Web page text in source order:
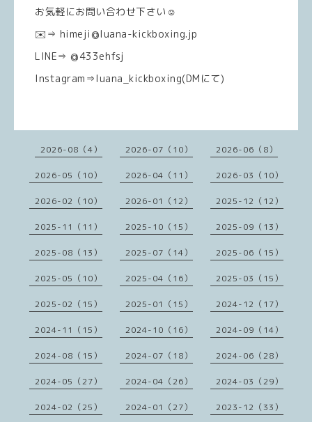
お気軽にお問い合わせ下さい☺️
✉️⇒ himeji@luana-kickboxing.jp
LINE⇒ @433ehfsj
Instagram⇒luana_kickboxing(DMにて)
2026-08（4） 2026-07（10） 2026-06（8）
2026-05（10） 2026-04（11） 2026-03（10）
2026-02（10） 2026-01（12） 2025-12（12）
2025-11（11） 2025-10（15） 2025-09（13）
2025-08（13） 2025-07（14） 2025-06（15）
2025-05（10） 2025-04（16） 2025-03（15）
2025-02（15） 2025-01（15） 2024-12（17）
2024-11（15） 2024-10（16） 2024-09（14）
2024-08（15） 2024-07（18） 2024-06（28）
2024-05（27） 2024-04（26） 2024-03（29）
2024-02（25） 2024-01（27） 2023-12（33）